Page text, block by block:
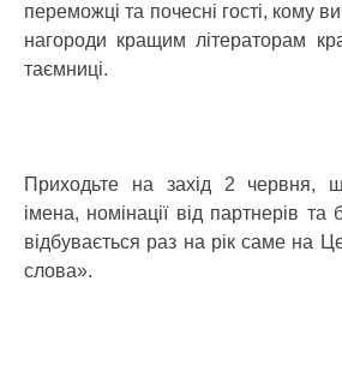
переможці та почесні гості, кому
нагороди кращим літераторам
таємниці.
Приходьте на захід 2 червня,
імена, номінації від партнерів та
відбувається раз на рік саме на
слова».